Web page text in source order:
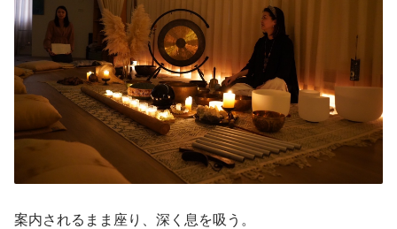
案内されるまま座り、深く息を吸う。